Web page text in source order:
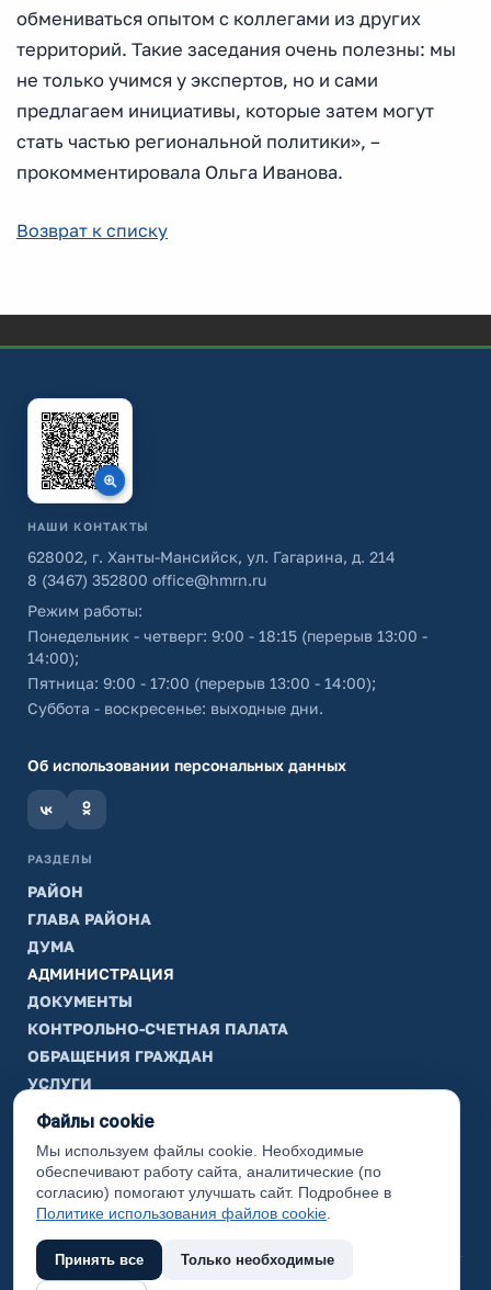
обмениваться опытом с коллегами из других
территорий. Такие заседания очень полезны: мы
не только учимся у экспертов, но и сами
предлагаем инициативы, которые затем могут
стать частью региональной политики», –
прокомментировала Ольга Иванова.
Возврат к списку
НАШИ КОНТАКТЫ
628002, г. Ханты-Мансийск, ул. Гагарина, д. 214
8 (3467) 352800 office@hmrn.ru
Режим работы:
Понедельник - четверг: 9:00 - 18:15 (перерыв 13:00 -
14:00);
Пятница: 9:00 - 17:00 (перерыв 13:00 - 14:00);
Суббота - воскресенье: выходные дни.
Об использовании персональных данных
РАЗДЕЛЫ
РАЙОН
ГЛАВА РАЙОНА
ДУМА
АДМИНИСТРАЦИЯ
ДОКУМЕНТЫ
КОНТРОЛЬНО-СЧЕТНАЯ ПАЛАТА
ОБРАЩЕНИЯ ГРАЖДАН
УСЛУГИ
ТИК
ИНФОРМАЦИЯ
Законодательная карта
Карта сайта
(с) 2017 Ханты-Мансийский район, официальный сайт
Файлы cookie
Мы используем файлы cookie. Необходимые
обеспечивают работу сайта, аналитические (по
согласию) помогают улучшать сайт. Подробнее в
Политике использования файлов cookie
Принять все Только необходимые